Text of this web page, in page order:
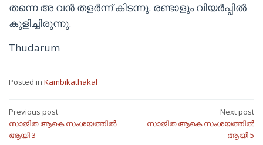
തന്നെ അ വൻ തളർന്ന് കിടന്നു. രണ്ടാളും വിയർപ്പിൽ
കുളിച്ചിരുന്നു.
Thudarum
Posted in Kambikathakal
Post
navigation
Previous post
സാജിത ആകെ സംശയത്തിൽ
ആയി 3
Next post
സാജിത ആകെ സംശയത്തിൽ
ആയി 5